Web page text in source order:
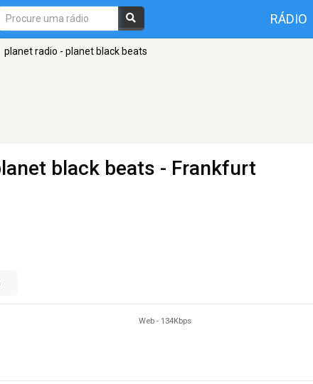
RÁDIO
planet radio - planet black beats
black beats - Frankfurt
Web - 134Kbps